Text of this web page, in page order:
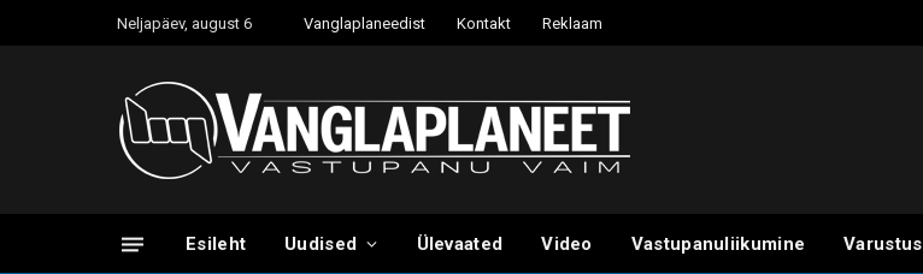
Neljapäev, august 6 Vanglaplaneedist Kontakt Reklaam
Esileht Uudised Ülevaated Video Vastupanuliikumine Varustus